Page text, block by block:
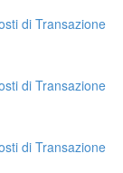
di Transazione
di Transazione
di Transazione